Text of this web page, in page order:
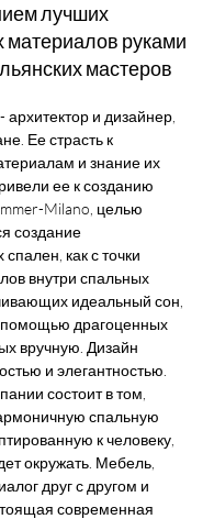
лучших
материалов руками
мастеров
и дизайнер,
Ее страсть к
и знание их
ее к созданию
Milano, целью
создание
как с точки
внутри спальных
идеальный сон,
помощью драгоценных
вручную. Дизайн
и элегантностью.
состоит в том,
спальную
к человеку,
окружать. Мебель,
друг с другом и
современная